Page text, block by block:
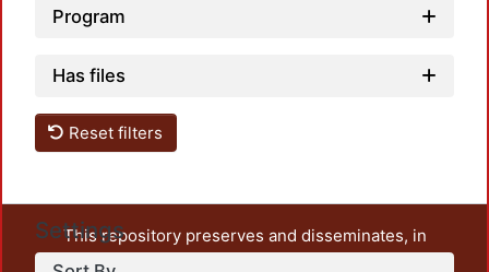
Program
Has files
Reset filters
Settings
This repository preserves and disseminates, in
unrestricted open access, the teaching and research